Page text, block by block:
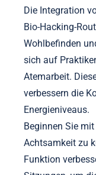
Die Integration
Bio-Hacking-
Wohlbefinden
sich auf
Atemarbeit.
verbessern die
Energieniveaus.
Beginnen Sie
Achtsamkeit zu
Funktion